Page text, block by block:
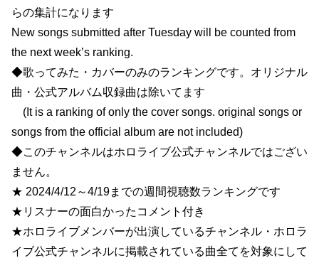
らの集計になります
New songs submitted after Tuesday will be counted from
the next week’s ranking.
◆歌ってみた・カバーのみのランキングです。オリジナル
曲・公式アルバム収録曲は除いてます
(It is a ranking of only the cover songs. original songs or
songs from the official album are not included)
◆このチャンネルはホロライブ公式チャンネルではござい
ません。
★ 2024/4/12～4/19までの週間視聴数ランキングです
★リスナーの面白かったコメント付き
★ホロライブメンバーが出演しているチャンネル・ホロラ
イブ公式チャンネルに掲載されている曲全てを対象にして